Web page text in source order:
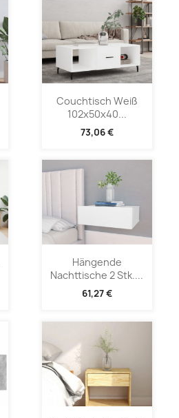
Couchtisch Weiß
102x50x40...
73,06 €
Hängende
Nachttische 2 Stk....
61,27 €